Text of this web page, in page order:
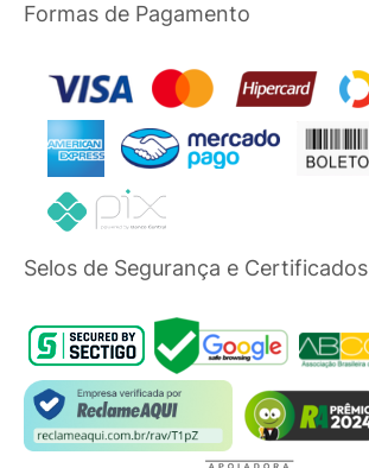
Formas de Pagamento
Selos de Segurança e Certificados